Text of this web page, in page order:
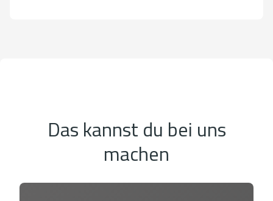
Das kannst du bei uns
machen